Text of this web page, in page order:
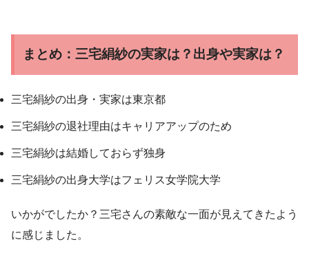
まとめ：三宅絹紗の実家は？出身や実家は？
三宅絹紗の出身・実家は東京都
三宅絹紗の退社理由はキャリアアップのため
三宅絹紗は結婚しておらず独身
三宅絹紗の出身大学はフェリス女学院大学
いかがでしたか？三宅さんの素敵な一面が見えてきたよう
に感じました。